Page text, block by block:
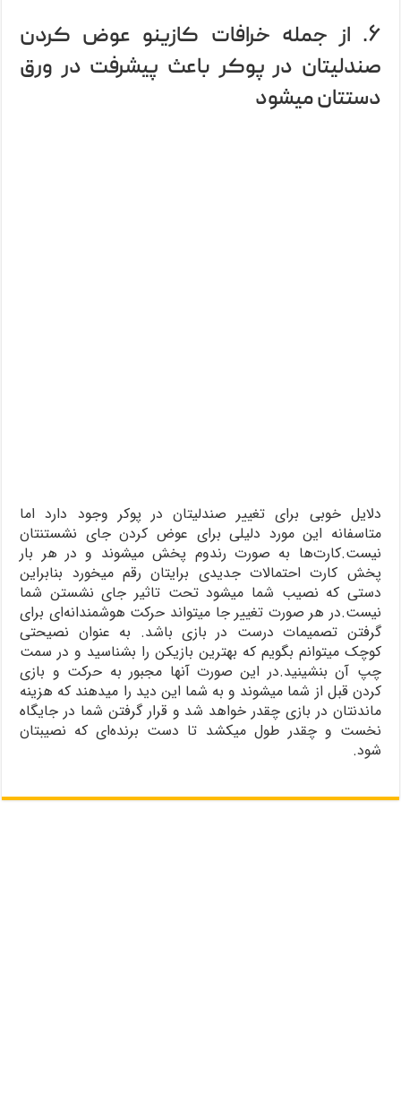
۶. از جمله خرافات کازینو عوض کردن
صندلیتان در پوکر باعث پیشرفت در ورق
دستتان میشود
دلایل خوبی برای تغییر صندلیتان در پوکر وجود دارد اما
متاسفانه این مورد دلیلی برای عوض کردن جای نشستنتان
نیست.کارت‌ها به صورت رندوم پخش میشوند و در هر بار
پخش کارت احتمالات جدیدی برایتان رقم میخورد بنابراین
دستی که نصیب شما میشود تحت تاثیر جای نشستن شما
نیست.در هر صورت تغییر جا میتواند حرکت هوشمندانه‌ای برای
گرفتن تصمیمات درست در بازی باشد. به عنوان نصیحتی
کوچک میتوانم بگویم که بهترین بازیکن را بشناسید و در سمت
چپ آن بنشینید.در این صورت آنها مجبور به حرکت و بازی
کردن قبل از شما میشوند و به شما این دید را میدهند که هزینه
ماندنتان در بازی چقدر خواهد شد و قرار گرفتن شما در جایگاه
نخست و چقدر طول میکشد تا دست برنده‌ای که نصیبتان
شود.